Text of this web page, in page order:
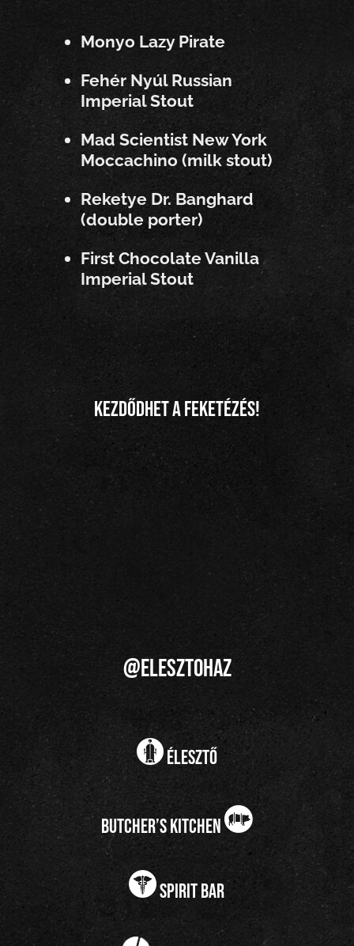
Monyo Lazy Pirate
Fehér Nyúl Russian
Imperial Stout
Mad Scientist New York
Moccachino (milk stout)
Reketye Dr. Banghard
(double porter)
First Chocolate Vanilla
Imperial Stout
Kezdődhet a feketézés!
@elesztohaz
élesztő
butcher’s kitchen
spirit bar